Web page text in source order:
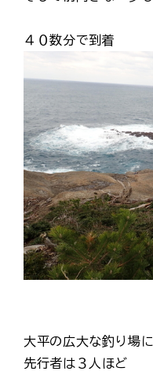
４０数分で到着
大平の広大な釣り場に
先行者は３人ほど